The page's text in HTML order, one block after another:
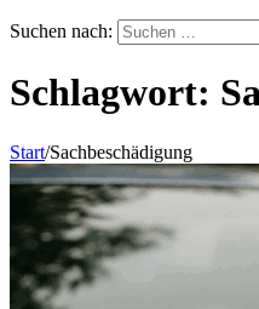
Suchen nach:
Schlagwort:
Start/Sachbeschädigung